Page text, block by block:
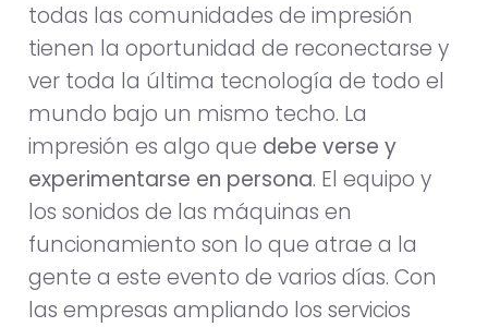
todas las comunidades de impresión
tienen la oportunidad de reconectarse y
ver toda la última tecnología de todo el
mundo bajo un mismo techo. La
impresión es algo que debe verse y
experimentarse en persona. El equipo y
los sonidos de las máquinas en
funcionamiento son lo que atrae a la
gente a este evento de varios días. Con
las empresas ampliando los servicios